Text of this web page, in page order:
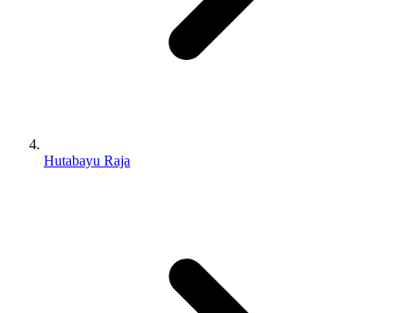
Hutabayu Raja